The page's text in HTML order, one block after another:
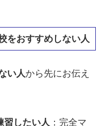
をおすすめしない人
い人から先にお伝え
習したい人 ：完全マ